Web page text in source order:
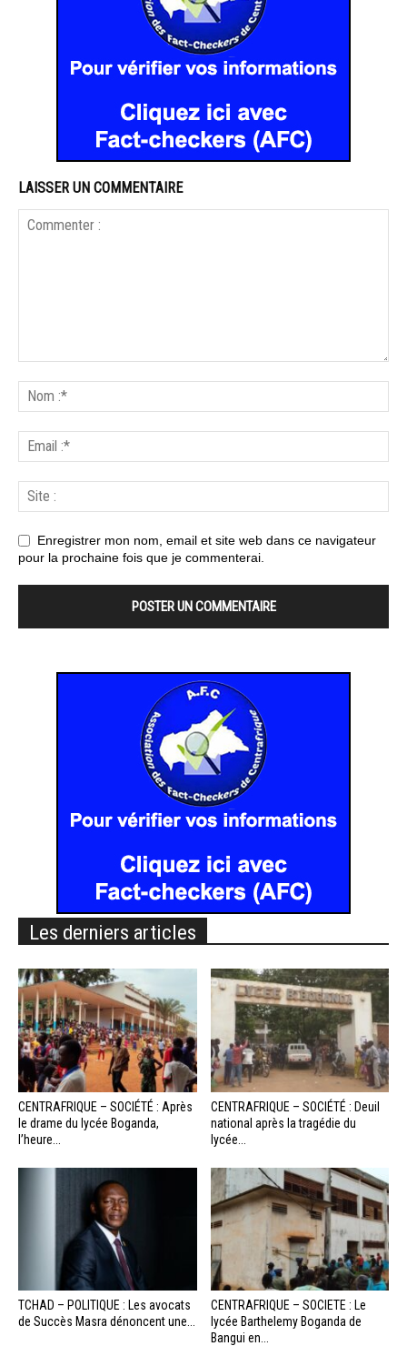
LAISSER UN COMMENTAIRE
Enregistrer mon nom, email et site web dans ce navigateur
pour la prochaine fois que je commenterai.
Les derniers articles
CENTRAFRIQUE – SOCIÉTÉ : Après
le drame du lycée Boganda,
l’heure...
CENTRAFRIQUE – SOCIÉTÉ : Deuil
national après la tragédie du
lycée...
TCHAD – POLITIQUE : Les avocats
de Succès Masra dénoncent une...
CENTRAFRIQUE – SOCIETE : Le
lycée Barthelemy Boganda de
Bangui en...